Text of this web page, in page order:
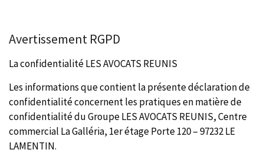
Avertissement RGPD
La confidentialité LES AVOCATS REUNIS
Les informations que contient la présente déclaration de
confidentialité concernent les pratiques en matière de
confidentialité du Groupe LES AVOCATS REUNIS, Centre
commercial La Galléria, 1er étage Porte 120 – 97232 LE
LAMENTIN.